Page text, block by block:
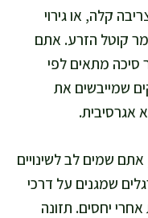
קלה, או גירוי
קוטל הזרע. אתם
סיכה מתאים לפי
שמייבשים את
אגרסיבית.
שמים לב לשינויים
שמגנים על דרכי
יחסים. תזונה